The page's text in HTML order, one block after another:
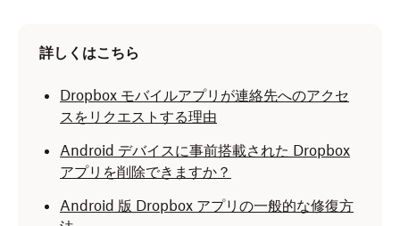
詳しくはこちら
Dropbox モバイルアプリが連絡先へのアクセ
スをリクエストする理由
Android デバイスに事前搭載された Dropbox
アプリを削除できますか？
Android 版 Dropbox アプリの一般的な修復方